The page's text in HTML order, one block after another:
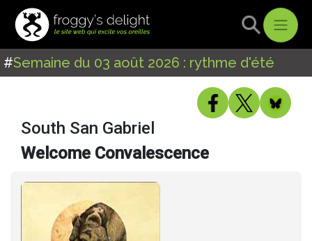
#Semaine du 03 août 2026 : rythme d'été
South San Gabriel
Welcome Convalescence